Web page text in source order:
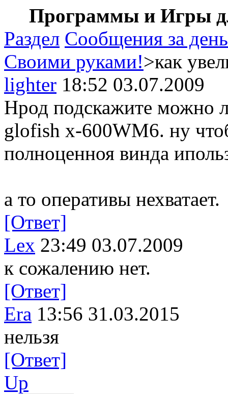
Программы и Игры
Раздел Сообщения за день
Своими руками!>как
lighter 18:52 03.07.2009
Нрод подскажите можно
glofish x-600WМ6. ну
полноценноя винда
а то оперативы нехватает.
[Ответ]
Lex 23:49 03.07.2009
к сожалению нет.
[Ответ]
Era 13:56 31.03.2015
нельзя
[Ответ]
Up